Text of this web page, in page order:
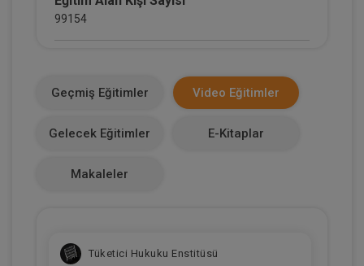
99154
1
Geçmiş Eğitimler Video Eğitimler
Gelecek Eğitimler E-Kitaplar
Makaleler
Tüketici Hukuku Enstitüsü